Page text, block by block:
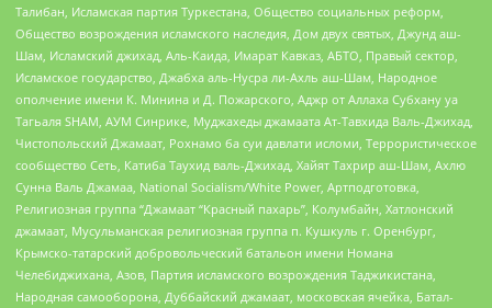
Талибан, Исламская партия Туркестана, Общество социальных реформ,
Общество возрождения исламского наследия, Дом двух святых, Джунд аш-
Шам, Исламский джихад, Аль-Каида, Имарат Кавказ, АБТО, Правый сектор,
Исламское государство, Джабха аль-Нусра ли-Ахль аш-Шам, Народное
ополчение имени К. Минина и Д. Пожарского, Аджр от Аллаха Субхану уа
Тагьаля SHAM, АУМ Синрике, Муджахеды джамаата Ат-Тавхида Валь-Джихад,
Чистопольский Джамаат, Рохнамо ба суи давлати исломи, Террористическое
сообщество Сеть, Катиба Таухид валь-Джихад, Хайят Тахрир аш-Шам, Ахлю
Сунна Валь Джамаа, National Socialism/White Power, Артподготовка,
Религиозная группа “Джамаат “Красный пахарь”, Колумбайн, Хатлонский
джамаат, Мусульманская религиозная группа п. Кушкуль г. Оренбург,
Крымско-татарский добровольческий батальон имени Номана
Челебиджихана, Азов, Партия исламского возрождения Таджикистана,
Народная самооборона, Дуббайский джамаат, московская ячейка, Батал-